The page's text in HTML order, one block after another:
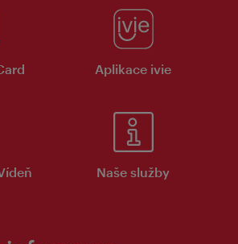
Aplikace ivie
Naše služby